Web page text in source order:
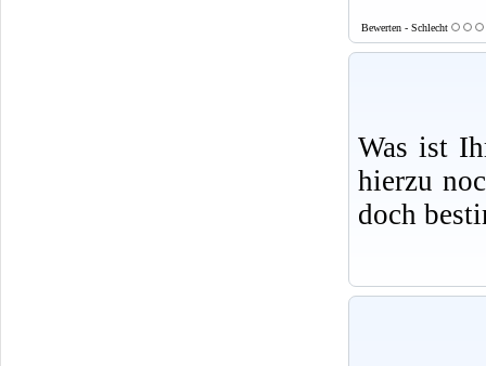
Bewerten - Schlecht
Was ist
hierzu
doch